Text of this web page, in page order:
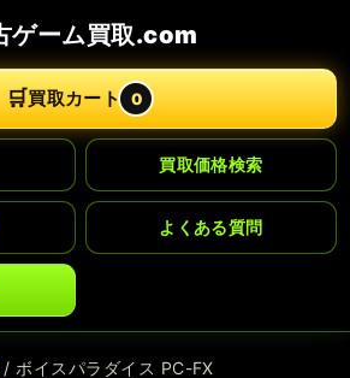
ゲーム買取.com
🛒買取カート 0
買取価格検索
よくある質問
/ ボイスパラダイス PC-FX